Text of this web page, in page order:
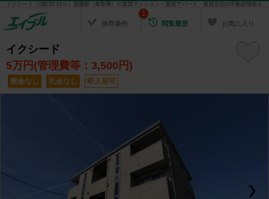
イクシード（1階/32.69㎡）後藤駅（鳥取県）の賃貸マンション・賃貸アパート・賃貸住宅の不動産情報を検索！ 不動産賃貸の物件探しは、お部屋探しのエイブル
保存条件 閲覧履歴
1
お気に入り
イクシード
5万円(管理費等：3,500円)
敷金なし 礼金なし 即入居可